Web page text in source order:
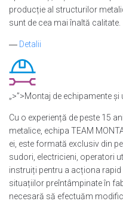
producție al structurilor
sunt de cea mai înaltă calitate.
― Detalii
„>”>Montaj de echipamente
Cu o experiență de peste 15
metalice, echipa TEAM
ei, este formată exclusiv din
sudori, electricieni, operatori
instruiți pentru a acționa
situațiilor preîntâmpinate în
necesară să efectuăm